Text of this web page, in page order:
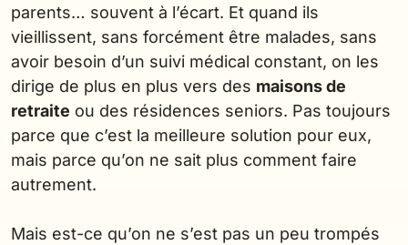
parents… souvent à l’écart. Et quand ils
vieillissent, sans forcément être malades, sans
avoir besoin d’un suivi médical constant, on les
dirige de plus en plus vers des maisons de
retraite ou des résidences seniors. Pas toujours
parce que c’est la meilleure solution pour eux,
mais parce qu’on ne sait plus comment faire
autrement.
Mais est-ce qu’on ne s’est pas un peu trompés